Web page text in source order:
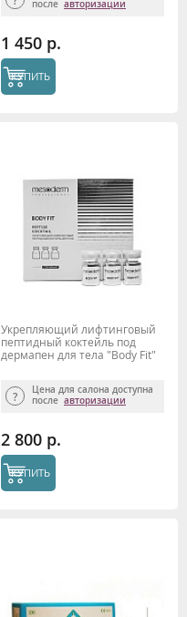
после авторизации
1 450 р.
КУПИТЬ
Укрепляющий лифтинговый
пептидный коктейль под
дермапен для тела "Body Fit"
Цена для салона доступна
после авторизации
2 800 р.
КУПИТЬ